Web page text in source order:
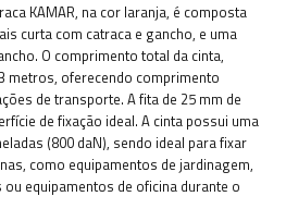
KAMAR, na cor laranja, é composta
curta com catraca e gancho, e uma
O comprimento total da cinta,
metros, oferecendo comprimento
de transporte. A fita de 25 mm de
de fixação ideal. A cinta possui uma
(800 daN), sendo ideal para fixar
como equipamentos de jardinagem,
equipamentos de oficina durante o